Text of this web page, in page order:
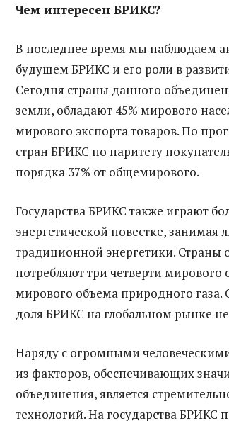
Чем интересен БРИКС?
В последнее время мы наблюдаем
будущем БРИКС и его роли в
Сегодня страны данного
земли, обладают 45% мирового
мирового экспорта товаров. По
стран БРИКС по паритету
порядка 37% от общемирового.
Государства БРИКС также играют
энергетической повестке,
традиционной энергетики.
потребляют три четверти мирового
мирового объема природного
доля БРИКС на глобальном рынке
Наряду с огромными
из факторов, обеспечивающих
объединения, является
технологий. На государства БРИКС